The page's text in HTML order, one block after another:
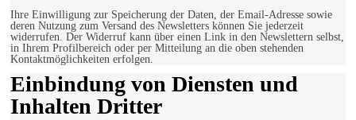
Ihre Einwilligung zur Speicherung der Daten, der Email-Adresse sowie
deren Nutzung zum Versand des Newsletters können Sie jederzeit
widerrufen. Der Widerruf kann über einen Link in den Newslettern selbst,
in Ihrem Profilbereich oder per Mitteilung an die oben stehenden
Kontaktmöglichkeiten erfolgen.
Einbindung von Diensten und
Inhalten Dritter